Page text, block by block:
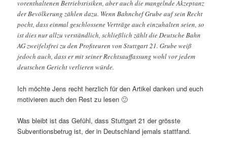
vorenthaltenen Betriebsrisiken, aber auch die mangelnde Akzeptanz
der Bevölkerung zählen dazu. Wenn Bahnchef Grube auf sein Recht
pocht, dass einmal geschlossene Verträge auch einzuhalten seien, so
ist dies nur allzu verständlich, schließlich zählt die Deutsche Bahn
AG zweifelsfrei zu den Profiteuren von Stuttgart 21. Grube weiß
jedoch auch, dass er mit seiner Rechtsauffassung wohl vor jedem
deutschen Gericht verlieren würde.
Ich möchte Jens recht herzlich für den Artikel danken und euch
motivieren auch den Rest zu lesen 🙂
Was bleibt ist das Gefühl, dass Stuttgart 21 der grösste
Subventionsbetrug ist, der in Deutschland jemals stattfand.